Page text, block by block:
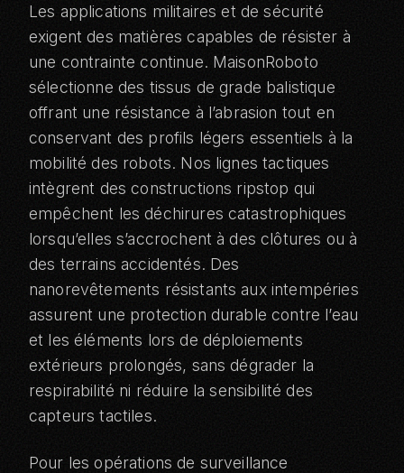
Les applications militaires et de sécurité
exigent des matières capables de résister à
une contrainte continue. MaisonRoboto
sélectionne des tissus de grade balistique
offrant une résistance à l’abrasion tout en
conservant des profils légers essentiels à la
mobilité des robots. Nos lignes tactiques
intègrent des constructions ripstop qui
empêchent les déchirures catastrophiques
lorsqu’elles s’accrochent à des clôtures ou à
des terrains accidentés. Des
nanorevêtements résistants aux intempéries
assurent une protection durable contre l’eau
et les éléments lors de déploiements
extérieurs prolongés, sans dégrader la
respirabilité ni réduire la sensibilité des
capteurs tactiles.
Pour les opérations de surveillance